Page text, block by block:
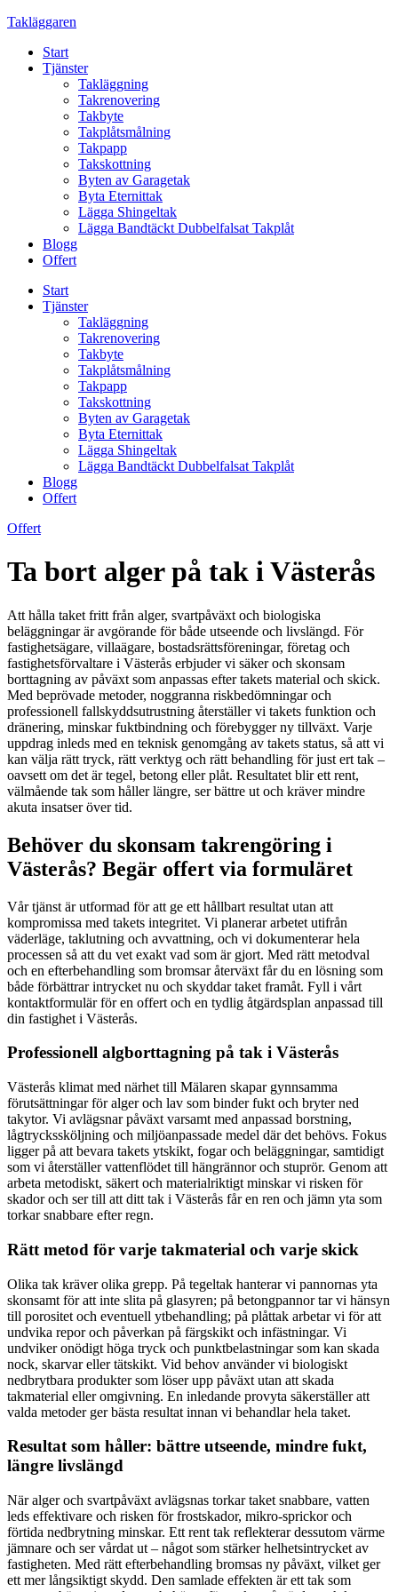
Skip
content
Takläggaren
Start
Tjänster
Takläggning
Takrenovering
Takbyte
Takplåtsmålning
Takpapp
Takskottning
Byten av Garagetak
Byta Eternittak
Lägga Shingeltak
Lägga Bandtäckt Dubbelfalsat Takplåt
Blogg
Offert
Start
Tjänster
Takläggning
Takrenovering
Takbyte
Takplåtsmålning
Takpapp
Takskottning
Byten av Garagetak
Byta Eternittak
Lägga Shingeltak
Lägga Bandtäckt Dubbelfalsat Takplåt
Blogg
Offert
Offert
Ta bort alger på tak i Västerås
Att hålla taket fritt från alger, svartpåväxt och biologiska
beläggningar är avgörande för både utseende och livslängd. För
fastighetsägare, villaägare, bostadsrättsföreningar, företag och
fastighetsförvaltare i Västerås erbjuder vi säker och skonsam
borttagning av påväxt som anpassas efter takets material och skick.
Med beprövade metoder, noggranna riskbedömningar och
professionell fallskyddsutrustning återställer vi takets funktion och
dränering, minskar fuktbindning och förebygger ny tillväxt. Varje
uppdrag inleds med en teknisk genomgång av takets status, så att vi
kan välja rätt tryck, rätt verktyg och rätt behandling för just ert tak –
oavsett om det är tegel, betong eller plåt. Resultatet blir ett rent,
välmående tak som håller längre, ser bättre ut och kräver mindre
akuta insatser över tid.
Behöver du skonsam takrengöring i
Västerås? Begär offert via formuläret
Vår tjänst är utformad för att ge ett hållbart resultat utan att
kompromissa med takets integritet. Vi planerar arbetet utifrån
väderläge, taklutning och avvattning, och vi dokumenterar hela
processen så att du vet exakt vad som är gjort. Med rätt metodval
och en efterbehandling som bromsar återväxt får du en lösning som
både förbättrar intrycket nu och skyddar taket framåt. Fyll i vårt
kontaktformulär för en offert och en tydlig åtgärdsplan anpassad till
din fastighet i Västerås.
Professionell algborttagning på tak i Västerås
Västerås klimat med närhet till Mälaren skapar gynnsamma
förutsättningar för alger och lav som binder fukt och bryter ned
takytor. Vi avlägsnar påväxt varsamt med anpassad borstning,
lågtryckssköljning och miljöanpassade medel där det behövs. Fokus
ligger på att bevara takets ytskikt, fogar och beläggningar, samtidigt
som vi återställer vattenflödet till hängrännor och stuprör. Genom att
arbeta metodiskt, säkert och materialriktigt minskar vi risken för
skador och ser till att ditt tak i Västerås får en ren och jämn yta som
torkar snabbare efter regn.
Rätt metod för varje takmaterial och varje skick
Olika tak kräver olika grepp. På tegeltak hanterar vi pannornas yta
skonsamt för att inte slita på glasyren; på betongpannor tar vi hänsyn
till porositet och eventuell ytbehandling; på plåttak arbetar vi för att
undvika repor och påverkan på färgskikt och infästningar. Vi
undviker onödigt höga tryck och punktbelastningar som kan skada
nock, skarvar eller tätskikt. Vid behov använder vi biologiskt
nedbrytbara produkter som löser upp påväxt utan att skada
takmaterial eller omgivning. En inledande provyta säkerställer att
valda metoder ger bästa resultat innan vi behandlar hela taket.
Resultat som håller: bättre utseende, mindre fukt,
längre livslängd
När alger och svartpåväxt avlägsnas torkar taket snabbare, vatten
leds effektivare och risken för frostskador, mikro-sprickor och
förtida nedbrytning minskar. Ett rent tak reflekterar dessutom värme
jämnare och ser vårdat ut – något som stärker helhetsintrycket av
fastigheten. Med rätt efterbehandling bromsas ny påväxt, vilket ger
ett mer långsiktigt skydd. Den samlade effekten är ett tak som